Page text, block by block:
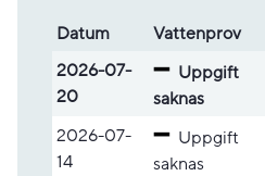
Lista med provsvar
Datum Vatten­prov
2026-07-
20
Uppgift
saknas
2026-07-
14
Uppgift
saknas